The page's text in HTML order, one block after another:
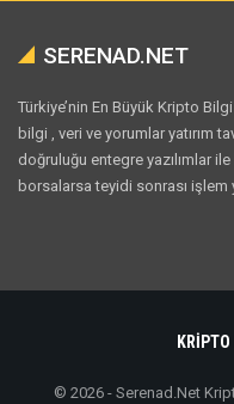
SERENAD.NET
Türkiye’nin En Büyük Kripto
bilgi , veri ve yorumlar yatırım
doğruluğu entegre yazılımlar
borsalarsa teyidi sonrası işlem
© 2026 - Serenad.Net